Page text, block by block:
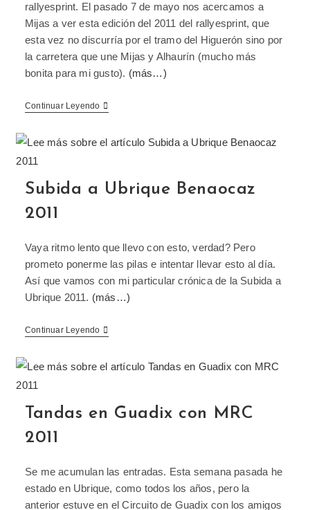
rallyesprint. El pasado 7 de mayo nos acercamos a
Mijas a ver esta edición del 2011 del rallyesprint, que
esta vez no discurría por el tramo del Higuerón sino por
la carretera que une Mijas y Alhaurín (mucho más
bonita para mi gusto). (más…)
Continuar Leyendo
Subida a Ubrique Benaocaz
2011
Vaya ritmo lento que llevo con esto, verdad? Pero
prometo ponerme las pilas e intentar llevar esto al día.
Así que vamos con mi particular crónica de la Subida a
Ubrique 2011. (más…)
Continuar Leyendo
Tandas en Guadix con MRC
2011
Se me acumulan las entradas. Esta semana pasada he
estado en Ubrique, como todos los años, pero la
anterior estuve en el Circuito de Guadix con los amigos